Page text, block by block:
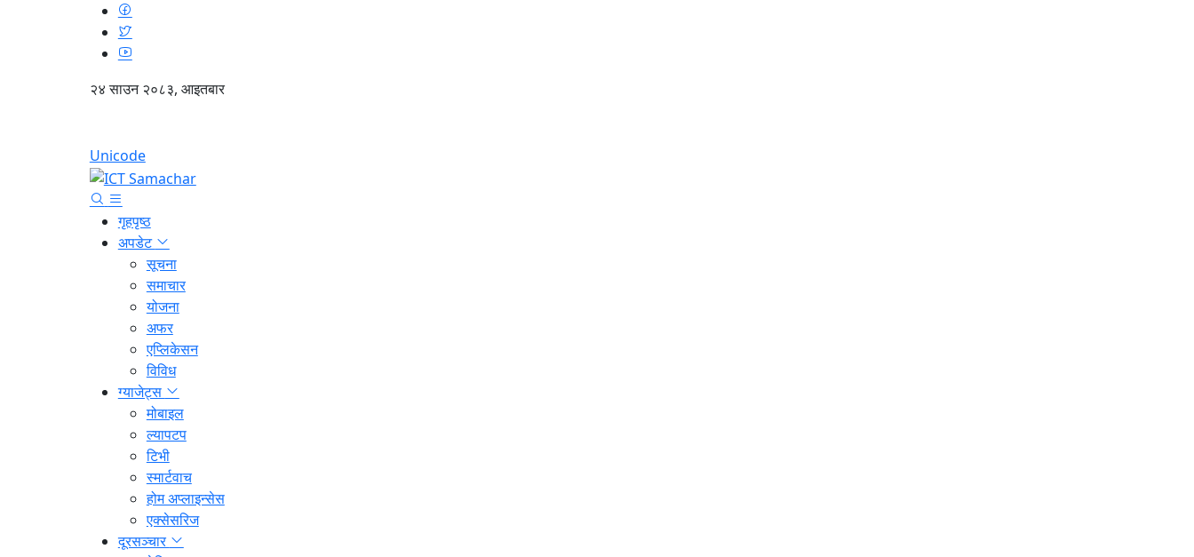
२४ साउन २०८३, आइतबार
Unicode
गृहपृष्ठ
अपडेट
सूचना
समाचार
योजना
अफर
एप्लिकेसन
विविध
ग्याजेट्स
मोबाइल
ल्यापटप
टिभी
स्मार्टवाच
होम अप्लाइन्सेस
एक्सेसरिज
दूरसञ्चार